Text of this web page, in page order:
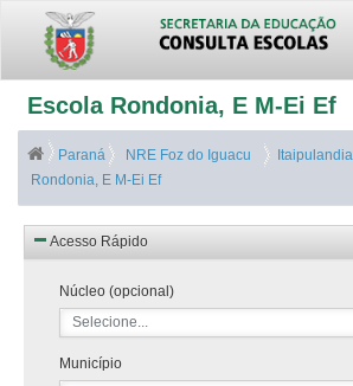
Escola Rondonia, E M-Ei Ef
Paraná NRE Foz do Iguacu
Itaipulandia
Rondonia, E M-Ei Ef
Acesso Rápido
Núcleo (opcional)
Selecione...
Município